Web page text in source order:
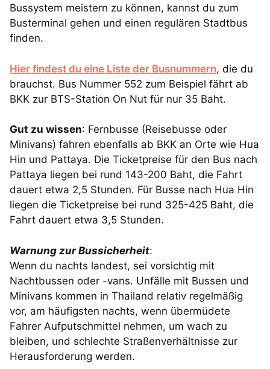
Bussystem meistern zu können, kannst du zum
Busterminal gehen und einen regulären Stadtbus
finden.
Hier findest du eine Liste der Busnummern, die du
brauchst. Bus Nummer 552 zum Beispiel fährt ab
BKK zur BTS-Station On Nut für nur 35 Baht.
Gut zu wissen: Fernbusse (Reisebusse oder
Minivans) fahren ebenfalls ab BKK an Orte wie Hua
Hin und Pattaya. Die Ticketpreise für den Bus nach
Pattaya liegen bei rund 143-200 Baht, die Fahrt
dauert etwa 2,5 Stunden. Für Busse nach Hua Hin
liegen die Ticketpreise bei rund 325-425 Baht, die
Fahrt dauert etwa 3,5 Stunden.
Warnung zur Bussicherheit:
Wenn du nachts landest, sei vorsichtig mit
Nachtbussen oder -vans. Unfälle mit Bussen und
Minivans kommen in Thailand relativ regelmäßig
vor, am häufigsten nachts, wenn übermüdete
Fahrer Aufputschmittel nehmen, um wach zu
bleiben, und schlechte Straßenverhältnisse zur
Herausforderung werden.